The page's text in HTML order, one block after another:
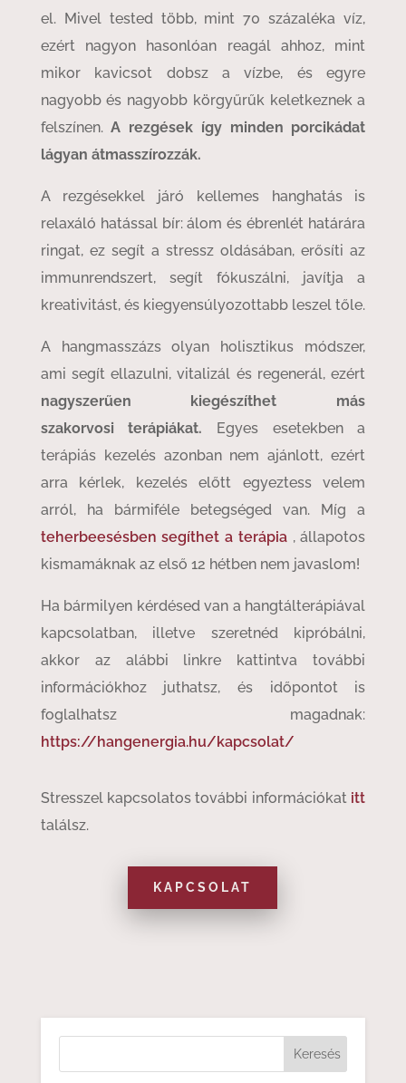
el. Mivel tested több, mint 70 százaléka víz,
ezért nagyon hasonlóan reagál ahhoz, mint
mikor kavicsot dobsz a vízbe, és egyre
nagyobb és nagyobb körgyűrűk keletkeznek a
felszínen.A rezgések így minden porcikádat
lágyan átmasszírozzák.
A rezgésekkel járó kellemes hanghatás is
relaxáló hatással bír: álom és ébrenlét határára
ringat, ez segít a stressz oldásában, erősíti az
immunrendszert, segít fókuszálni, javítja a
kreativitást, és kiegyensúlyozottabb leszel tőle.
A hangmasszázs olyan holisztikus módszer,
ami segít ellazulni, vitalizál és regenerál, ezért
nagyszerűen kiegészíthet más
szakorvosi
terápiákat. Egyes esetekben a
terápiás kezelés azonban nem ajánlott, ezért
arra kérlek, kezelés előtt egyeztess velem
arról, ha bármiféle betegséged van. Míg a
teherbeesésben segíthet a terápia, állapotos
kismamáknak az első 12 hétben nem javaslom!
Ha bármilyen kérdésed van a hangtálterápiával
kapcsolatban, illetve szeretnéd kipróbálni,
akkor az alábbi linkre kattintva további
információkhoz juthatsz, és időpontot is
foglalhatsz magadnak:
https://hangenergia.hu/kapcsolat/
Stresszel kapcsolatos további információkat itt
találsz.
KAPCSOLAT